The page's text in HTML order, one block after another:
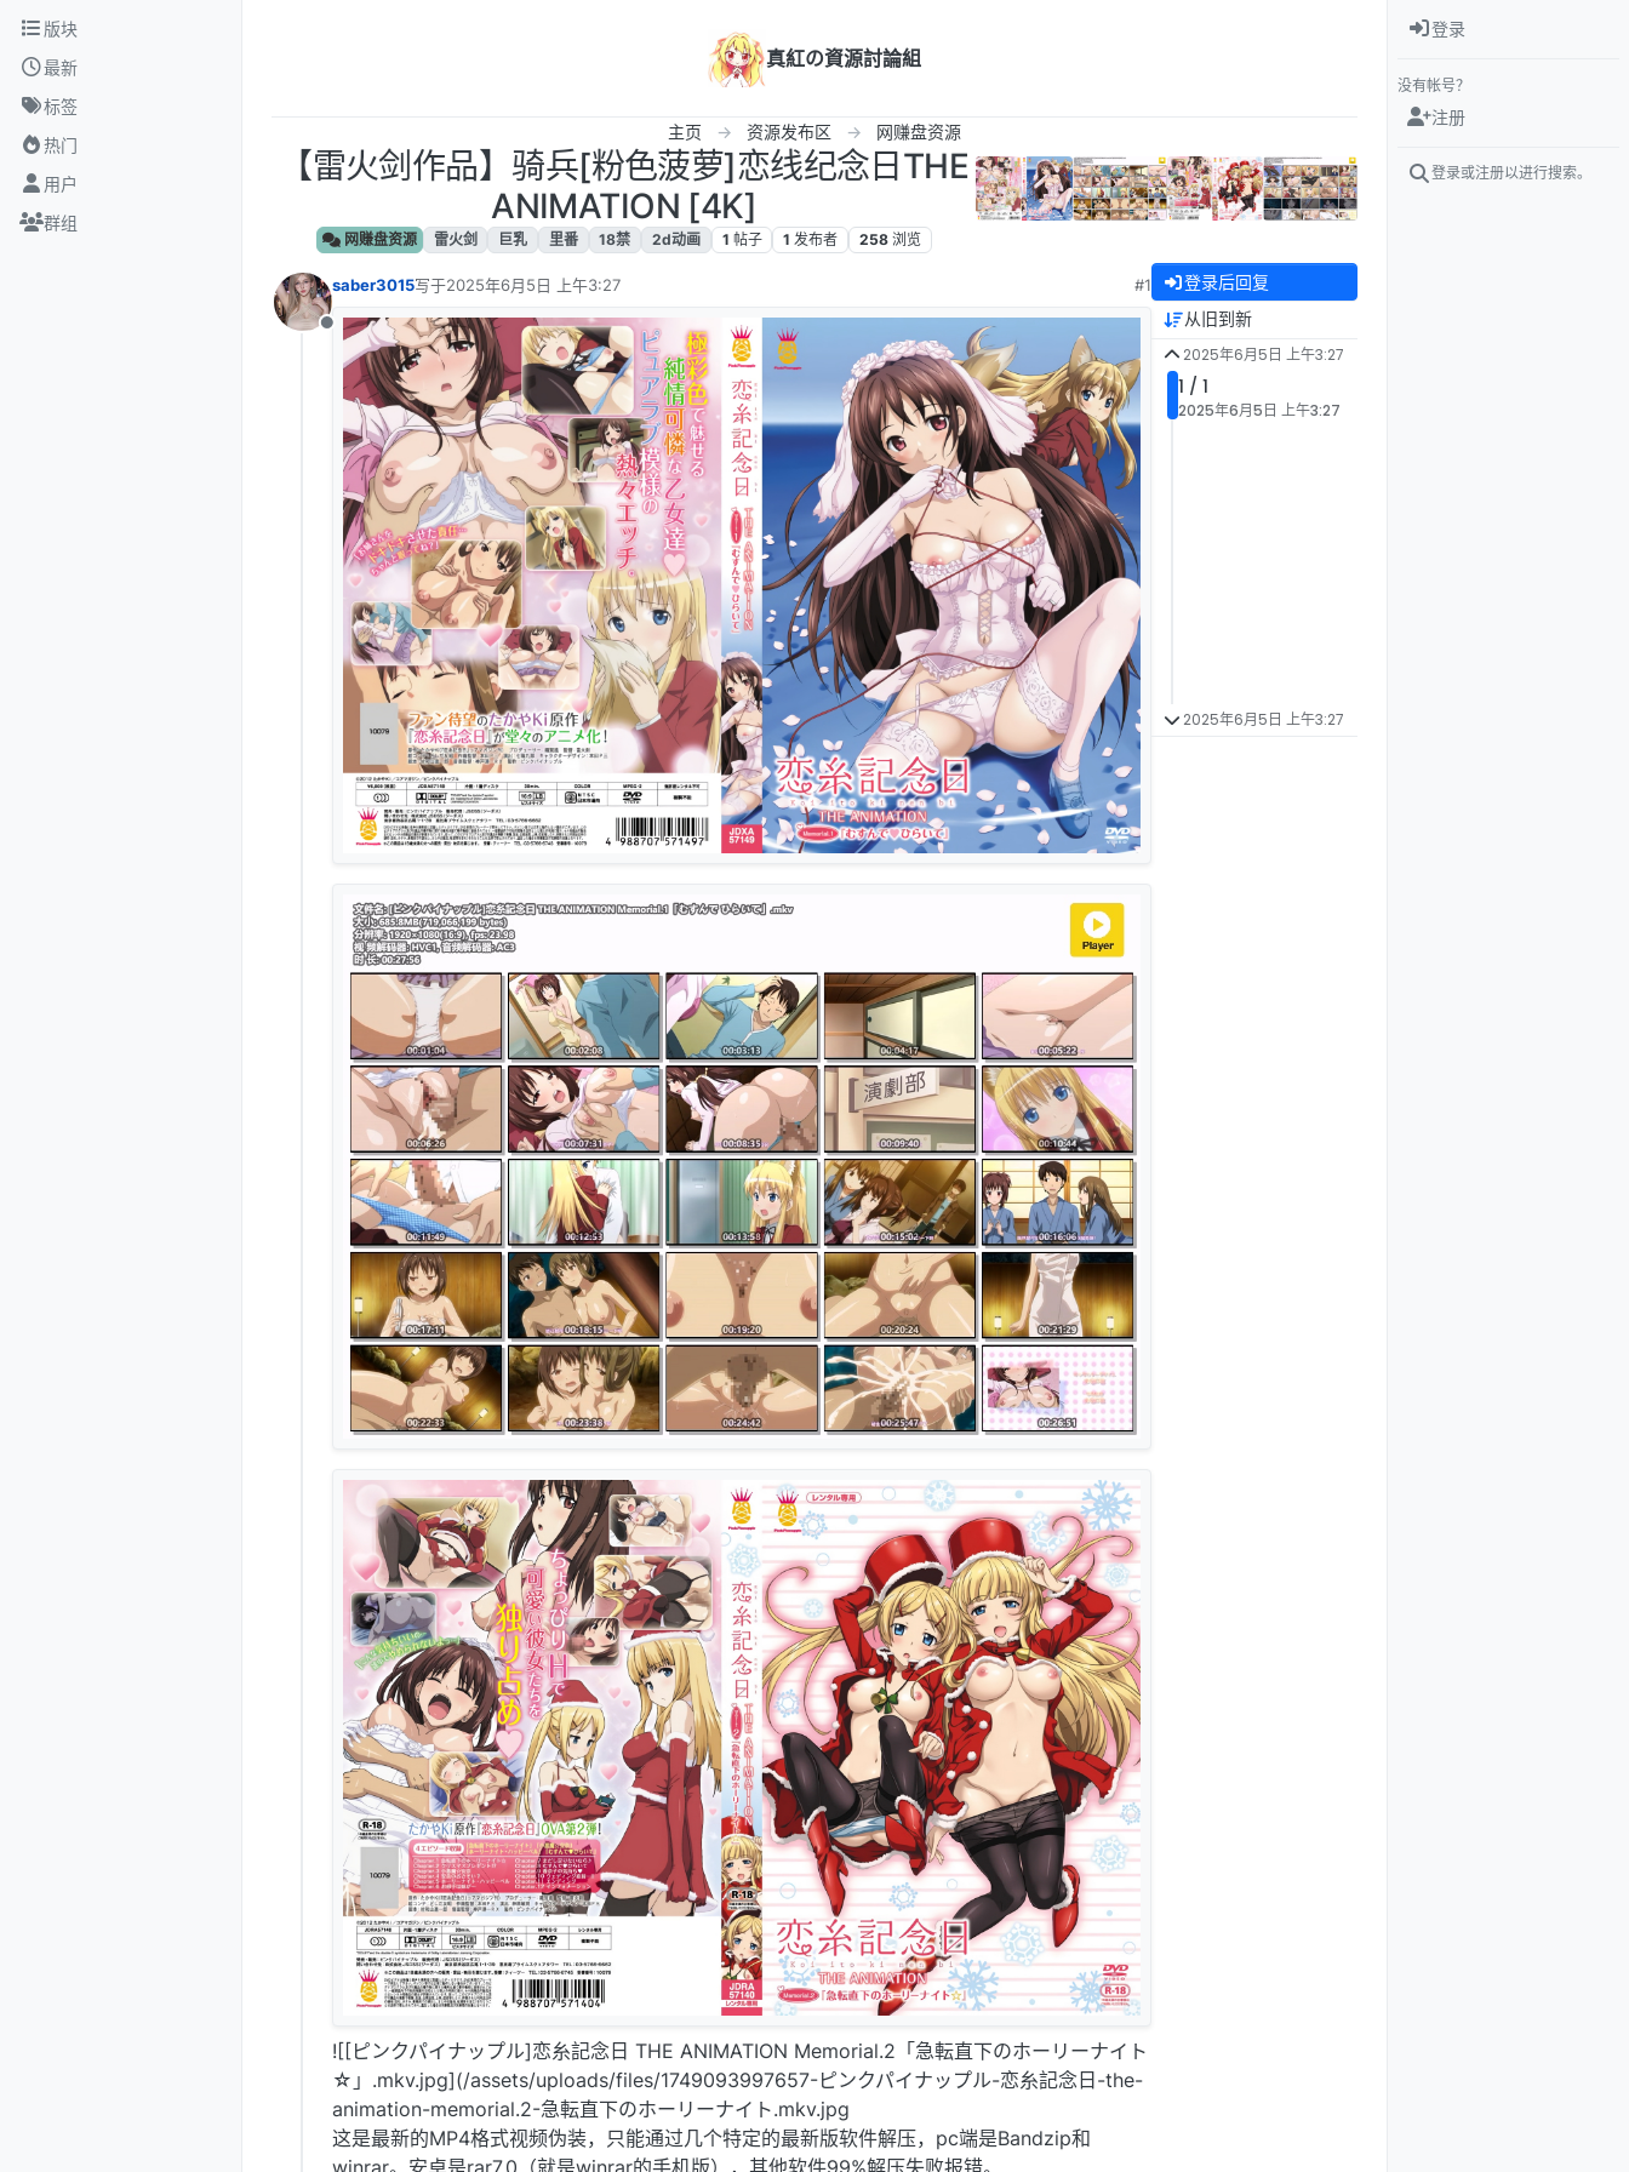
跳转至内容
版块
最新
标签
热门
用户
群组
真紅の資源討論組
主页 资源发布区 网赚盘资源
【雷火剑作品】骑兵[粉色菠萝]恋线纪念日THE
ANIMATION [4K]
网赚盘资源 雷火剑 巨乳 里番 18禁 2d动画 1 帖子 1 发布者 258 浏览
离线
saber3015写于2025年6月5日 上午3:27
最后由 编辑
#1
![[ピンクパイナップル]恋糸記念日 THE ANIMATION Memorial.2「急転直下のホーリーナイト
☆」.mkv.jpg](/assets/uploads/files/1749093997657-ピンクパイナップル-恋糸記念日-the-
animation-memorial.2-急転直下のホーリーナイト.mkv.jpg
这是最新的MP4格式视频伪装，只能通过几个特定的最新版软件解压，pc端是Bandzip和
winrar。安卓是rar7.0（就是winrar的手机版），其他软件99%解压失败报错。
登录后回复
从旧到新
2025年6月5日 上午3:27
1 / 1
2025年6月5日 上午3:27
2025年6月5日 上午3:27
登录
没有帐号？
注册
登录或注册以进行搜索。